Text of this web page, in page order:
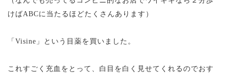
けばABCに当たるほどたくさんあります）
「Visine」という目薬を買いました。
これすごく充血をとって、白目を白く見せてくれるのでおす